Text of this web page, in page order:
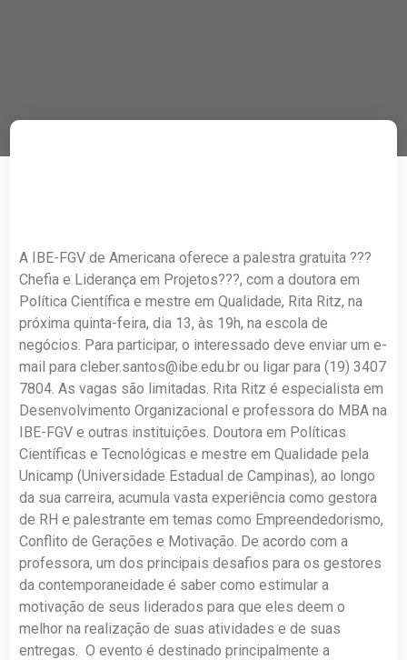
A IBE-FGV de Americana oferece a palestra gratuita ???
Chefia e Liderança em Projetos???, com a doutora em
Política Científica e mestre em Qualidade, Rita Ritz, na
próxima quinta-feira, dia 13, às 19h, na escola de
negócios. Para participar, o interessado deve enviar um e-
mail paracleber.santos@ibe.edu.br ou ligar para (19) 3407
7804. As vagas são limitadas. Rita Ritz é especialista em
Desenvolvimento Organizacional e professora do MBA na
IBE-FGV e outras instituições. Doutora em Políticas
Científicas e Tecnológicas e mestre em Qualidade pela
Unicamp (Universidade Estadual de Campinas), ao longo
da sua carreira, acumula vasta experiência como gestora
de RH e palestrante em temas como Empreendedorismo,
Conflito de Gerações e Motivação. De acordo com a
professora, um dos principais desafios para os gestores
da contemporaneidade é saber como estimular a
motivação de seus liderados para que eles deem o
melhor na realização de suas atividades e de suas
entregas. O evento é destinado principalmente a